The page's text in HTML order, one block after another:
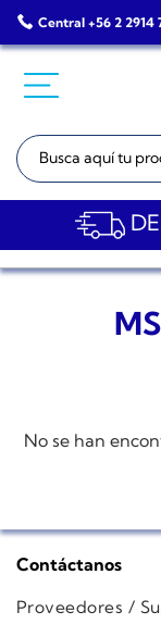
Saltar
al
Central +56 2 2914
Buscar:
No se han
Contáctanos
Proveedores /